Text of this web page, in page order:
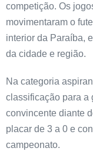
competição. Os
movimentaram o
interior da Paraíba,
da cidade e região.
Na categoria
classificação para a
convincente diante
placar de 3 a 0 e
campeonato.